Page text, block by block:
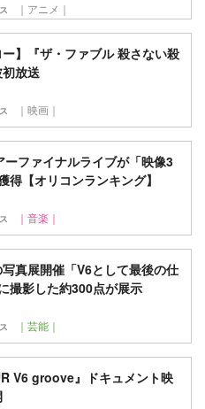
｜アニメ｜
ー】『ザ・ファブル 殺さない殺
放送
｜映画｜
ーファイナルライブが「映像3
得【オリコンランキング】
｜音楽｜
真展開催「V6として最後の仕
撮影した約300点が展示
｜芸能｜
V6 groove』ドキュメント映